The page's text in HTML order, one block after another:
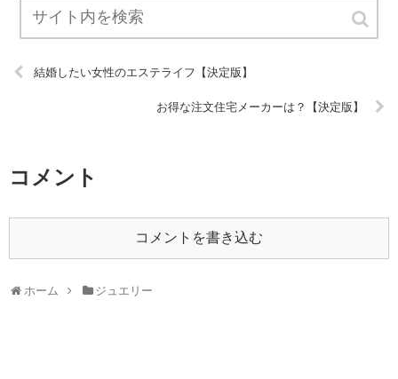
結婚したい女性のエステライフ【決定版】
お得な注文住宅メーカーは？【決定版】
コメント
コメントを書き込む
ホーム ジュエリー